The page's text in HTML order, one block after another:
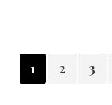
1 2 3